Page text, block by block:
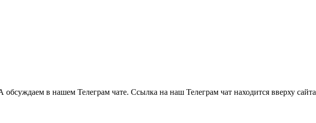
в нашем Телеграм чате. Ссылка на наш Телеграм чат находится вверху сайта